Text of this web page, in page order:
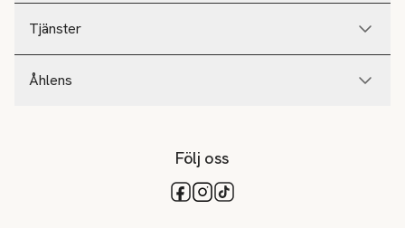
Tjänster
Åhlens
Följ oss